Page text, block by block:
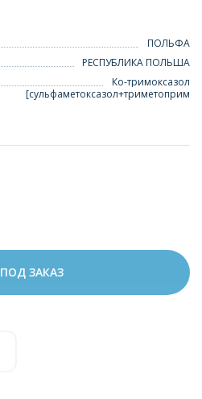
ПОЛЬФА
РЕСПУБЛИКА ПОЛЬША
Ко-тримоксазол
[сульфаметоксазол+триметоприм
ПОД ЗАКАЗ